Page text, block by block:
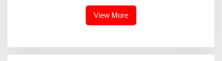
View More